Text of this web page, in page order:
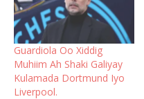
Guardiola Oo Xiddig
Muhiim Ah Shaki Galiyay
Kulamada Dortmund Iyo
Liverpool.